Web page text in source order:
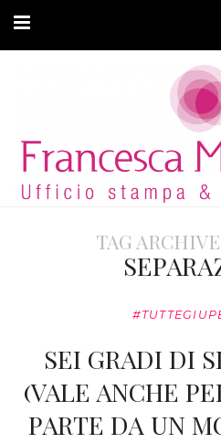
ARTICOLI
MODA ADATTIVA
TAG
SEI GRADI DI
(VALE ANCHE
PARTE DA UN